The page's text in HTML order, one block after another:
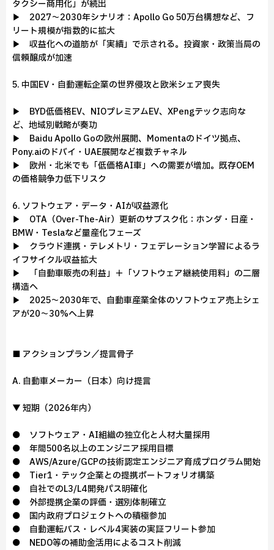
タクシー商用化」が続出
▶ 2027～2030年シナリオ：Apollo Go 50万台構想など、フ
リート規模が指数的に拡大
▶ 収益化への道筋が「実績」で示される。投資家・政策当局の
信頼醸成が加速
5. 中国EV・自動運転企業の世界侵攻と欧米シェア喪失
▶ BYD低価格EV、NIOプレミアムEV、XPengテック志向な
ど、地域別戦略が奏功
▶ Baidu Apollo Goの欧州展開、Momentaのドイツ拠点、
Pony.aiのドバイ・UAE展開など複数チャネル
▶ 欧州・北米でも「低価格AI車」への需要が増加。既存OEM
の価格競争力低下リスク
6. ソフトウェア・データ・AIが収益源化
▶ OTA（Over-The-Air）更新のサブスク化：ホンダ・日産・
BMW・Teslaなど量産化フェーズ
▶ クラウド連携・テレメトリ・フェデレーション学習によるラ
イフサイクル収益拡大
▶ 「自動車販売の利益」＋「ソフトウェア継続使用料」の二層
構造へ
▶ 2025～2030年で、自動車産業全体のソフトウェア売上シェ
アが20～30%へ上昇
■ アクションプラン／提言骨子
A. 自動車メーカー（日本）向け提言
▼ 短期（2026年内）
● ソフトウェア・AI組織の独立化と人材大量採用
● 年間500名以上のエンジニア採用目標
● AWS/Azure/GCPの技術認定エンジニア育成プログラム開始
● Tier1・テック企業との提携ポートフォリオ構築
● 自社でのL3/L4開発パス明確化
● 外部提携企業の評価・選別体制確立
● 国内政府プロジェクトへの積極参加
● 自動運転バス・レベル4実装の実証フリート参加
● NEDO等の補助金活用によるコスト削減